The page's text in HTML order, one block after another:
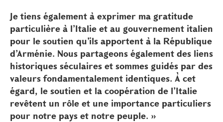
Je tiens également à exprimer ma gratitude
particulière à l’Italie et au gouvernement italien
pour le soutien qu’ils apportent à la République
d’Arménie. Nous partageons également des liens
historiques séculaires et sommes guidés par des
valeurs fondamentalement identiques. À cet
égard, le soutien et la coopération de l’Italie
revêtent un rôle et une importance particuliers
pour notre pays et notre peuple. »